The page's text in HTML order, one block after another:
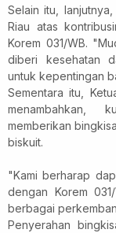
Selain itu,
Riau atas
Korem 031/WB.
diberi kesehatan
untuk kepentingan
Sementara itu,
menambahkan,
memberikan
biskuit.
"Kami berharap
dengan Korem
berbagai
Penyerahan